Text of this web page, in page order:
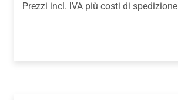
Prezzi incl. IVA più costi di spedizione